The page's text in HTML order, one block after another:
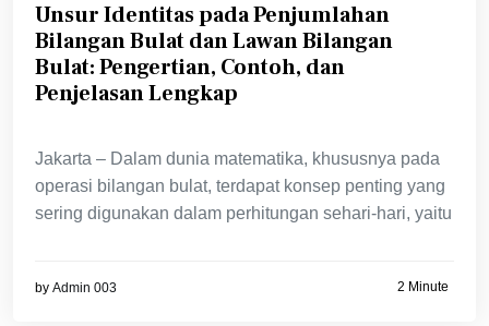
Unsur Identitas pada Penjumlahan
Bilangan Bulat dan Lawan Bilangan
Bulat: Pengertian, Contoh, dan
Penjelasan Lengkap
Jakarta – Dalam dunia matematika, khususnya pada
operasi bilangan bulat, terdapat konsep penting yang
sering digunakan dalam perhitungan sehari-hari, yaitu
by Admin 003 2 Minute